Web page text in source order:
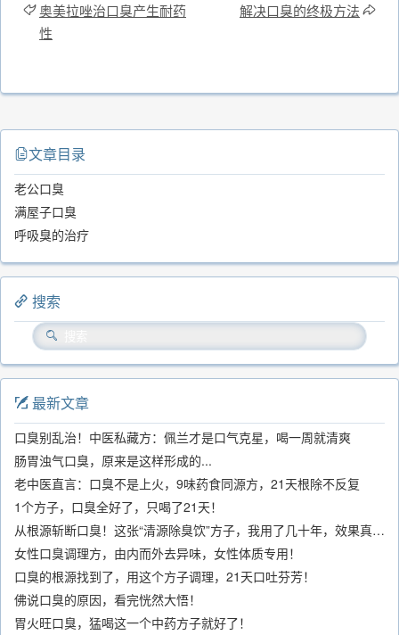
奥美拉唑治口臭产生耐药
性
解决口臭的终极方法
文章目录
老公口臭
满屋子口臭
呼吸臭的治疗
搜索
最新文章
口臭别乱治！中医私藏方：佩兰才是口气克星，喝一周就清爽
肠胃浊气口臭，原来是这样形成的...
老中医直言：口臭不是上火，9味药食同源方，21天根除不反复
1个方子，口臭全好了，只喝了21天！
从根源斩断口臭！这张“清源除臭饮”方子，我用了几十年，效果真不错
女性口臭调理方，由内而外去异味，女性体质专用！
口臭的根源找到了，用这个方子调理，21天口吐芬芳！
佛说口臭的原因，看完恍然大悟！
胃火旺口臭，猛喝这一个中药方子就好了！